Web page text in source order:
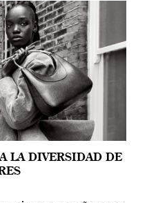
LA DIVERSIDAD DE